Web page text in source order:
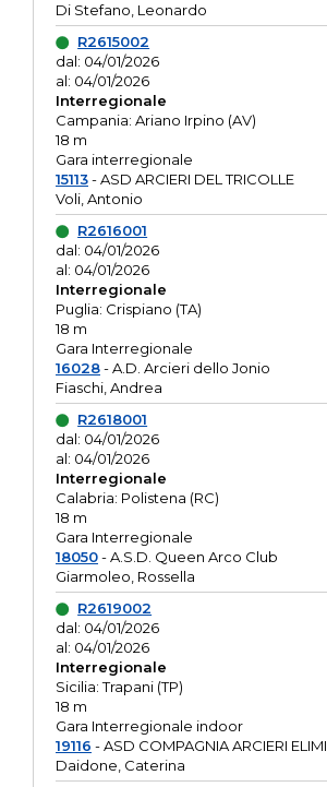
Di Stefano, Leonardo
R2615002
dal: 04/01/2026
al: 04/01/2026
Interregionale
Campania: Ariano Irpino (AV)
18 m
Gara interregionale
15113- ASD ARCIERI DEL TRICOLLE
Voli, Antonio
R2616001
dal: 04/01/2026
al: 04/01/2026
Interregionale
Puglia: Crispiano (TA)
18 m
Gara Interregionale
16028- A.D. Arcieri dello Jonio
Fiaschi, Andrea
R2618001
dal: 04/01/2026
al: 04/01/2026
Interregionale
Calabria: Polistena (RC)
18 m
Gara Interregionale
18050- A.S.D. Queen Arco Club
Giarmoleo, Rossella
R2619002
dal: 04/01/2026
al: 04/01/2026
Interregionale
Sicilia: Trapani (TP)
18 m
Gara Interregionale indoor
19116 - ASD COMPAGNIA ARCIERI ELIMI
Daidone, Caterina